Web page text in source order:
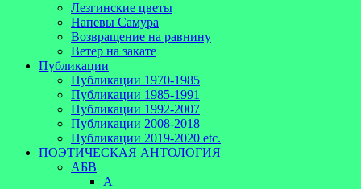
Лезгинские цветы
Напевы Самура
Возвращение на равнину
Ветер на закате
Публикации
Публикации 1970-1985
Публикации 1985-1991
Публикации 1992-2007
Публикации 2008-2018
Публикации 2019-2020 etc.
ПОЭТИЧЕСКАЯ АНТОЛОГИЯ
АБВ
А